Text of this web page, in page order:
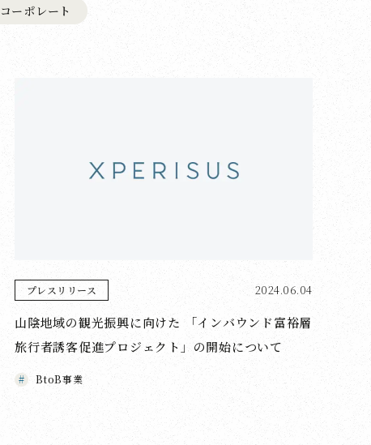
コーポレート
プレスリリース 2024.06.04
山陰地域の観光振興に向けた 「インバウンド富裕層
旅行者誘客促進プロジェクト」の開始について
BtoB事業